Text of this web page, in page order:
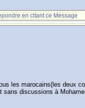
en citant ce Message
les marocains(les deux
sans discussions à